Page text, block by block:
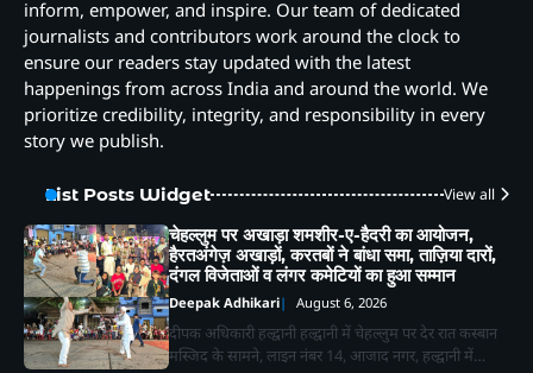
inform, empower, and inspire. Our team of dedicated
journalists and contributors work around the clock to
ensure our readers stay updated with the latest
happenings from across India and around the world. We
prioritize credibility, integrity, and responsibility in every
story we publish.
List Posts Widget View all
चेहल्लुम पर अखाड़ा शमशीर-ए-हैदरी का आयोजन,
हैरतअंगेज़ अखाड़ों, करतबों ने बांधा समा, ताज़िया दारों,
दंगल विजेताओं व लंगर कमेटियों का हुआ सम्मान
Deepak Adhikari August 6, 2026
दीपक अधिकारी हल्द्वानी हल्द्वानी में चेहल्लुम पर देर रात कस्बान
मस्जिद के सामने, लाइन नंबर 14, आजाद नगर, हल्द्वानी में…